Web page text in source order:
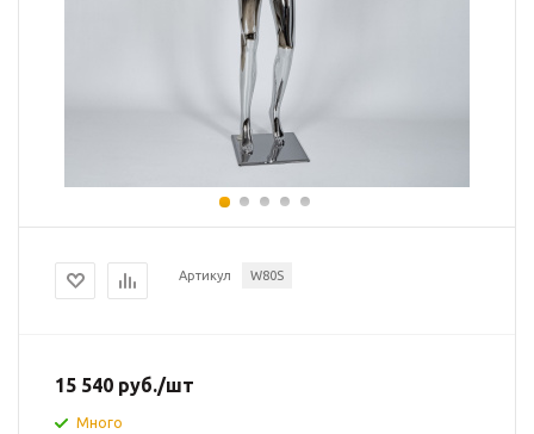
Артикул W80S
15 540 руб./шт
Много